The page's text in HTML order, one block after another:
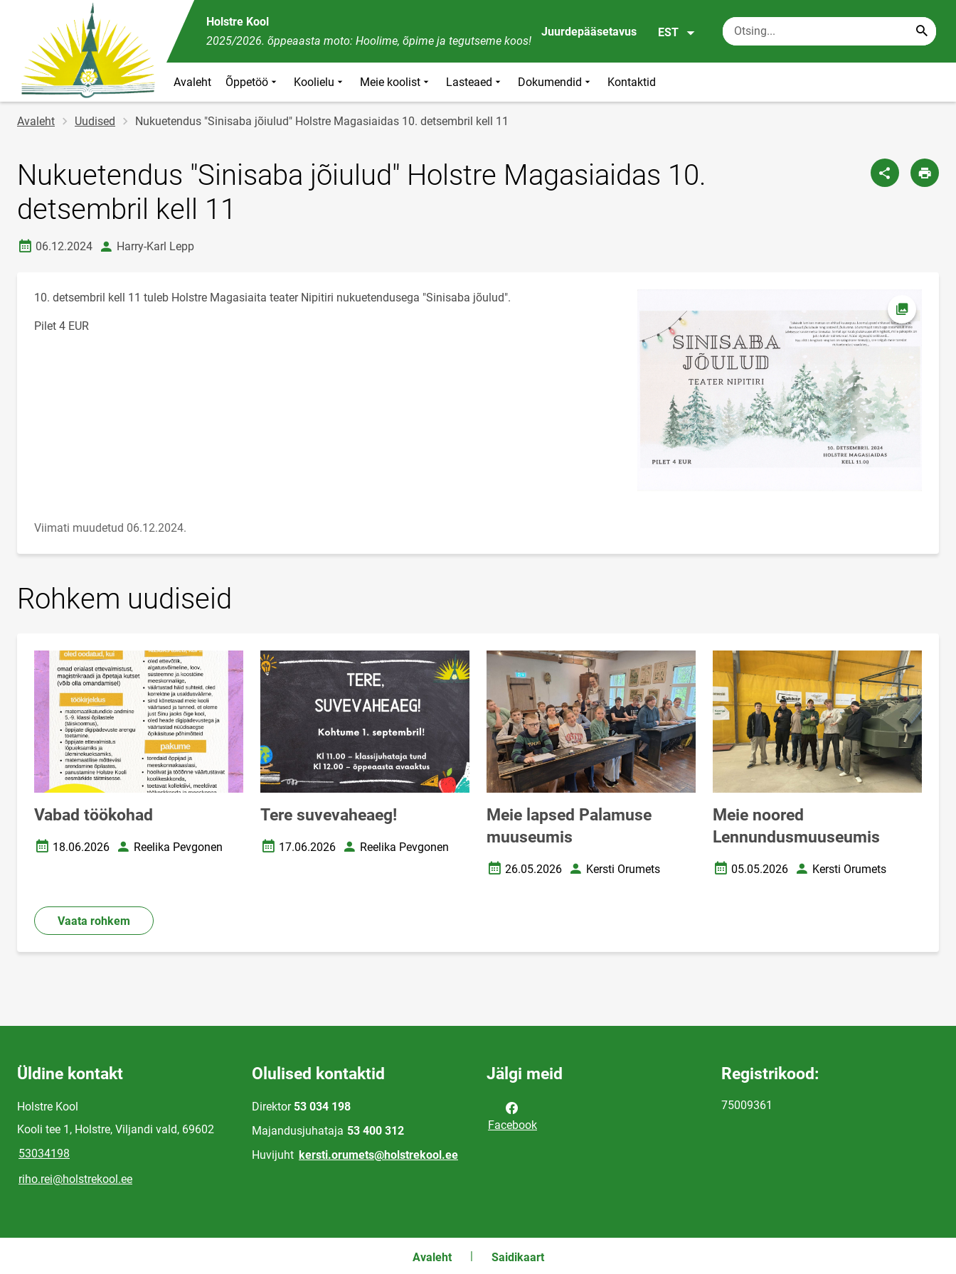
Holstre Kool
2025/2026. õppeaasta moto: Hoolime, õpime ja tegutseme koos!
Juurdepääsetavus EST
Avaleht Õppetöö Koolielu Meie koolist Lasteaed Dokumendid Kontaktid
Jälglink
Avaleht Uudised Nukuetendus "Sinisaba jõiulud" Holstre Magasiaidas 10. detsembril kell 11
Nukuetendus "Sinisaba jõiulud" Holstre Magasiaidas 10.
detsembril kell 11
Loomise kuupäev
06.12.2024 autorHarry-Karl Lepp
10. detsembril kell 11 tuleb Holstre Magasiaita teater Nipitiri nukuetendusega "Sinisaba jõulud".
Pilet 4 EUR
Ava foto
Viimati muudetud 06.12.2024.
Rohkem uudiseid
Vabad töökohad
Loomise kuupäev
18.06.2026 AutorReelika Pevgonen
Tere suvevaheaeg!
Loomise kuupäev
17.06.2026 AutorReelika Pevgonen
Meie lapsed Palamuse
muuseumis
Loomise kuupäev
26.05.2026 AutorKersti Orumets
Meie noored
Lennundusmuuseumis
Loomise kuupäev
05.05.2026 AutorKersti Orumets
Vaata rohkem
Üldine kontakt
Holstre Kool
Kooli tee 1, Holstre, Viljandi vald, 69602
53034198
riho.rei@holstrekool.ee
Olulised kontaktid
Direktor 53 034 198
Majandusjuhataja 53 400 312
Huvijuht kersti.orumets@holstrekool.ee
Jälgi meid
Facebook
Registrikood:
75009361
Avaleht Saidikaart